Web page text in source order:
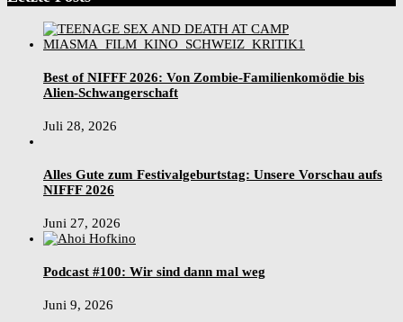
Best of NIFFF 2026: Von Zombie-Familienkomödie bis
Alien-Schwangerschaft
Juli 28, 2026
Alles Gute zum Festivalgeburtstag: Unsere Vorschau aufs
NIFFF 2026
Juni 27, 2026
Podcast #100: Wir sind dann mal weg
Juni 9, 2026